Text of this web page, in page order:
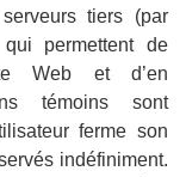
tiers (par
permettent de
Web et d’en
témoins sont
ferme son
indéfiniment.